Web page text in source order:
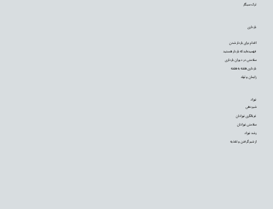
نوزاد
شیردهی
غربالگری نوزادان
سلامتی نوزادان
رشد نوزاد
از شیر گرفتن و تغذیه
بارداری
اقدام برای باردار شدن
فهمیده‌اید که باردار هستید
سلامتی در دوران بارداری
بارداری هفته به هفته
زایمان و تولد
ترک سیگار